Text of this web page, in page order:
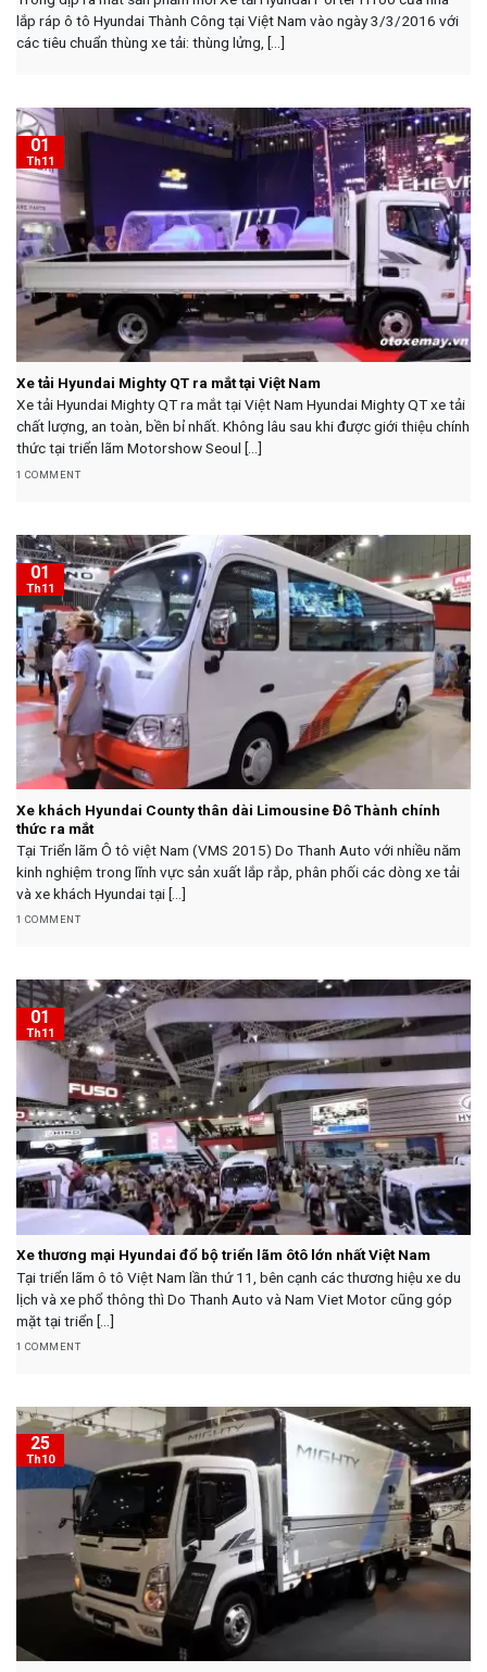
lắp ráp ô tô Hyundai Thành Công tại Việt Nam vào ngày 3/3/2016 với
các tiêu chuẩn thùng xe tải: thùng lửng, [...]
Xe tải Hyundai Mighty QT ra mắt tại Việt Nam
Xe tải Hyundai Mighty QT ra mắt tại Việt Nam Hyundai Mighty QT xe tải
chất lượng, an toàn, bền bỉ nhất. Không lâu sau khi được giới thiệu chính
thức tại triển lãm Motorshow Seoul [...]
1 COMMENT
01
Th11
Xe khách Hyundai County thân dài Limousine Đô Thành chính
thức ra mắt
Tại Triển lãm Ô tô việt Nam (VMS 2015) Do Thanh Auto với nhiều năm
kinh nghiệm trong lĩnh vực sản xuất lắp rắp, phân phối các dòng xe tải
và xe khách Hyundai tại [...]
1 COMMENT
01
Th11
Xe thương mại Hyundai đổ bộ triển lãm ôtô lớn nhất Việt Nam
Tại triển lãm ô tô Việt Nam lần thứ 11, bên cạnh các thương hiệu xe du
lịch và xe phổ thông thì Do Thanh Auto và Nam Viet Motor cũng góp
mặt tại triển [...]
1 COMMENT
01
Th11
25
Th10